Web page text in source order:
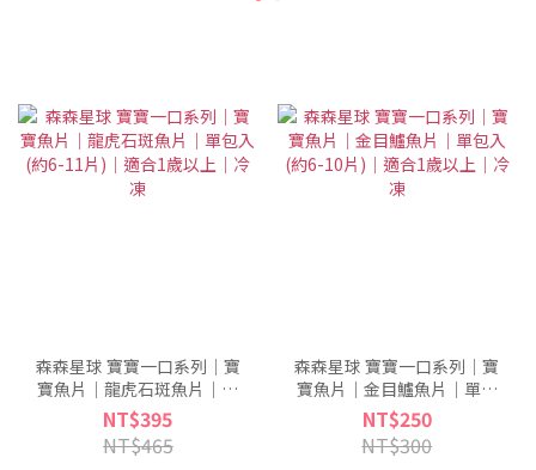
森森星球 寶寶一口系列｜寶
寶魚片｜龍虎石斑魚片｜單
包入(約6-11片)｜適合1歲以
上｜冷凍
NT$395
NT$465
森森星球 寶寶一口系列｜寶
寶魚片｜金目鱸魚片｜單包
入(約6-10片)｜適合1歲以上
｜冷凍
NT$250
NT$300